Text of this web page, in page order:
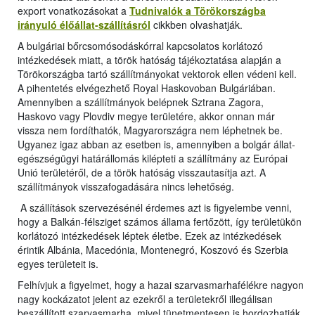
export vonatkozásokat a Tudnivalók a Törökországba
irányuló élőállat-szállításról cikkben olvashatják.
A bulgáriai bőrcsomósodáskórral kapcsolatos korlátozó
intézkedések miatt, a török hatóság tájékoztatása alapján a
Törökországba tartó szállítmányokat vektorok ellen védeni kell.
A pihentetés elvégezhető Royal Haskovoban Bulgáriában.
Amennyiben a szállítmányok belépnek Sztrana Zagora,
Haskovo vagy Plovdiv megye területére, akkor onnan már
vissza nem fordíthatók, Magyarországra nem léphetnek be.
Ugyanez igaz abban az esetben is, amennyiben a bolgár állat-
egészségügyi határállomás kilépteti a szállítmány az Európai
Unió területéről, de a török hatóság visszautasítja azt. A
szállítmányok visszafogadására nincs lehetőség.
A szállítások szervezésénél érdemes azt is figyelembe venni,
hogy a Balkán-félsziget számos állama fertőzött, így területükön
korlátozó intézkedések léptek életbe. Ezek az intézkedések
érintik Albánia, Macedónia, Montenegró, Koszovó és Szerbia
egyes területeit is.
Felhívjuk a figyelmet, hogy a hazai szarvasmarhafélékre nagyon
nagy kockázatot jelent az ezekről a területekről illegálisan